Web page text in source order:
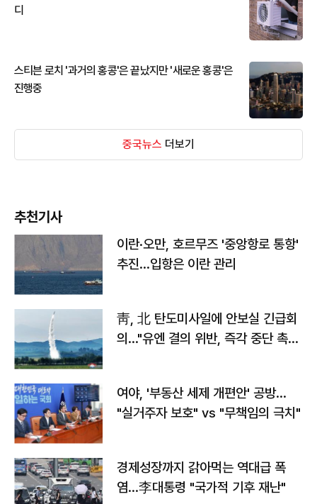
디
스티븐 로치 '과거의 홍콩'은 끝났지만 '새로운 홍콩'은
진행중
중국뉴스 더보기
추천기사
이란·오만, 호르무즈 '중앙항로 통항'
추진…입항은 이란 관리
靑, 北 탄도미사일에 안보실 긴급회
의…"유엔 결의 위반, 즉각 중단 촉
여야, '부동산 세제 개편안' 공방…
"실거주자 보호" vs "무책임의 극치"
경제성장까지 갉아먹는 역대급 폭
염…李대통령 "국가적 기후 재난"